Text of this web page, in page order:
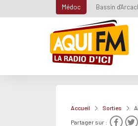
Médoc Bassin
Accueil Sorties
Partager sur :